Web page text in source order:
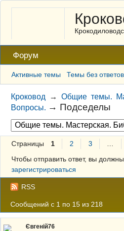
Форум
Активные темы Темы без ответов
Кроковод →Общие темы.
Вопросы. → Подседелы
Страницы 1 2 3
Чтобы отправить ответ, вы должны
зарегистрироваться
RSS
Сообщений с 1 по 15 из 218
Євгеній76